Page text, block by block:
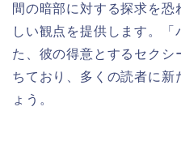
間の暗部に対する探求を
しい観点を提供します。「
た、彼の得意とするセクシ
ちており、多くの読者に新
ょう。